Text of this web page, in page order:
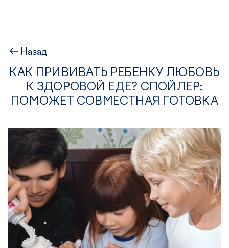
Назад
КАК ПРИВИВАТЬ РЕБЕНКУ ЛЮБОВЬ
К ЗДОРОВОЙ ЕДЕ? СПОЙЛЕР:
ПОМОЖЕТ СОВМЕСТНАЯ ГОТОВКА